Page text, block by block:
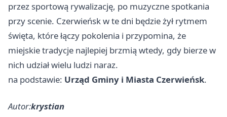
przez sportową rywalizację, po muzyczne spotkania
przy scenie. Czerwieńsk w te dni będzie żył rytmem
święta, które łączy pokolenia i przypomina, że
miejskie tradycje najlepiej brzmią wtedy, gdy bierze w
nich udział wielu ludzi naraz.
na podstawie: Urząd Gminy i Miasta Czerwieńsk.
Autor:krystian